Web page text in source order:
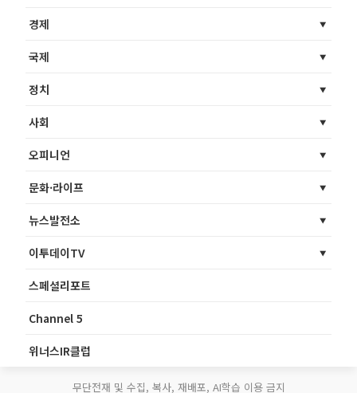
경제
국제
정치
사회
오피니언
문화·라이프
뉴스발전소
이투데이TV
스페셜리포트
Channel 5
위너스IR클럽
무단전재 및 수집, 복사, 재배포, AI학습 이용 금지